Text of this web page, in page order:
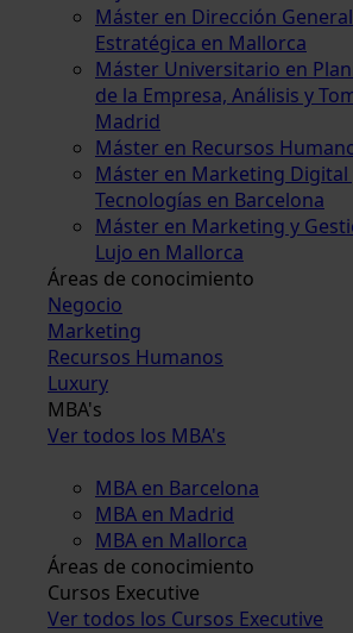
Máster en Dirección
Estratégica en Mallorca
Máster Universitario en
de la Empresa, Análisis y
Madrid
Máster en Recursos
Máster en Marketing Digital
Tecnologías en Barcelona
Máster en Marketing y
Lujo en Mallorca
Áreas de conocimiento
Negocio
Marketing
Recursos Humanos
Luxury
MBA's
Ver todos los MBA's
MBA en Barcelona
MBA en Madrid
MBA en Mallorca
Áreas de conocimiento
Cursos Executive
Ver todos los Cursos Executive